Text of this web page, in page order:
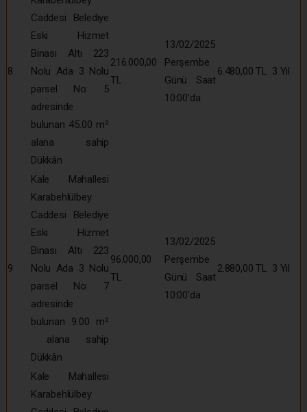
8
Caddesi Belediye
Eski Hizmet
Binası Altı 223
Nolu Ada 3 Nolu
parsel No: 5
adresinde
bulunan 45.00 m²
alana sahip
Dükkân
216.000,00
TL
13/02/2025
Perşembe
Günü Saat
10:00’da
6.480,00 TL 3 Yıl
9
Kale Mahallesi
Karabehlülbey
Caddesi Belediye
Eski Hizmet
Binası Altı 223
Nolu Ada 3 Nolu
parsel No: 7
adresinde
bulunan 9.00 m²
alana sahip
Dükkân
96.000,00
TL
13/02/2025
Perşembe
Günü Saat
10:00’da
2.880,00 TL 3 Yıl
Kale Mahallesi
Karabehlülbey